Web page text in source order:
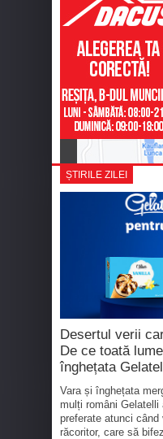
ȘTIRILE ZILEI
Desertul verii
De ce toată
înghețata
Vara și înghețata
mulți români
preferate atunci
răcoritor, care să